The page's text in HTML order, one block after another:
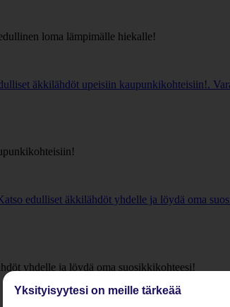
loma lämpimälle hiekalle!
äkkilähdöt upeisiin kaupunkikohteisiin!.
edulliset äkkilähdöt yhdelle ja löydä oma
yhdelle ja löydä oma suosikkikohteesi!
Yksityisyytesi on meille tärkeää